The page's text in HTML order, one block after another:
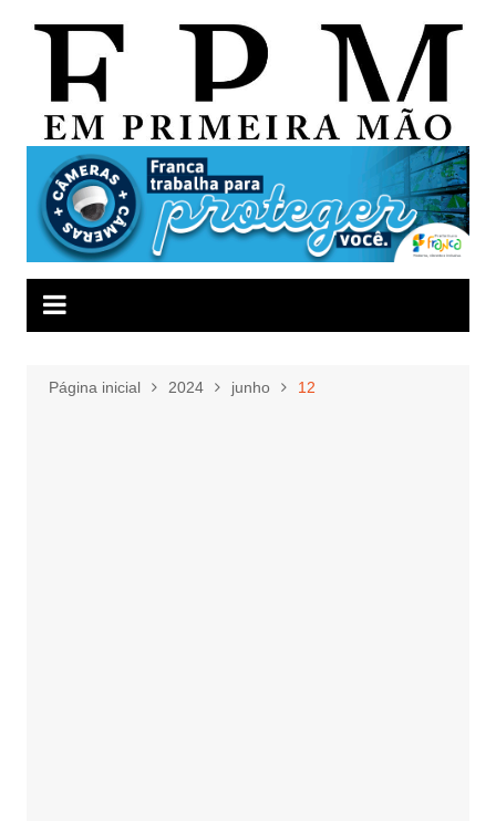
Página inicial 2024 junho 12